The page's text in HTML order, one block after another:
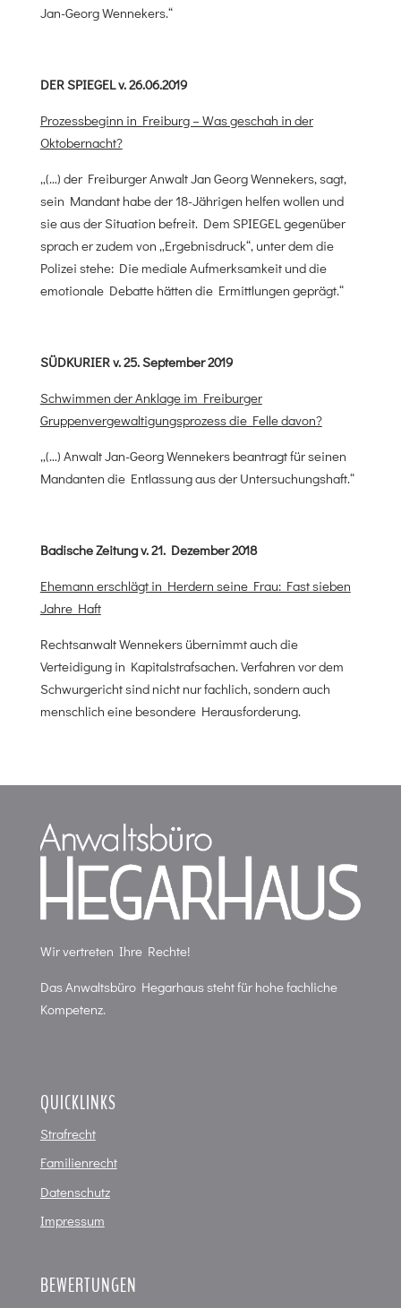
Jan-Georg Wennekers.“
DER SPIEGEL v. 26.06.2019
Prozessbeginn in Freiburg – Was geschah in der
Oktobernacht?
„(…) der Freiburger Anwalt Jan Georg Wennekers, sagt,
sein Mandant habe der 18-Jährigen helfen wollen und
sie aus der Situation befreit. Dem SPIEGEL gegenüber
sprach er zudem von „Ergebnisdruck“, unter dem die
Polizei stehe: Die mediale Aufmerksamkeit und die
emotionale Debatte hätten die Ermittlungen geprägt.“
SÜDKURIER v. 25. September 2019
Schwimmen der Anklage im Freiburger
Gruppenvergewaltigungsprozess die Felle davon?
„(…) Anwalt Jan-Georg Wennekers beantragt für seinen
Mandanten die Entlassung aus der Untersuchungshaft.“
Badische Zeitung v. 21. Dezember 2018
Ehemann erschlägt in Herdern seine Frau: Fast sieben
Jahre Haft
Rechtsanwalt Wennekers übernimmt auch die
Verteidigung in Kapitalstrafsachen. Verfahren vor dem
Schwurgericht sind nicht nur fachlich, sondern auch
menschlich eine besondere Herausforderung.
Wir vertreten Ihre Rechte!
Das Anwaltsbüro Hegarhaus steht für hohe fachliche
Kompetenz.
QUICKLINKS
Strafrecht
Familienrecht
Datenschutz
Impressum
BEWERTUNGEN